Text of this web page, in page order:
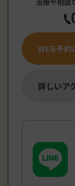
治療や相談
WEB予約
詳しいア